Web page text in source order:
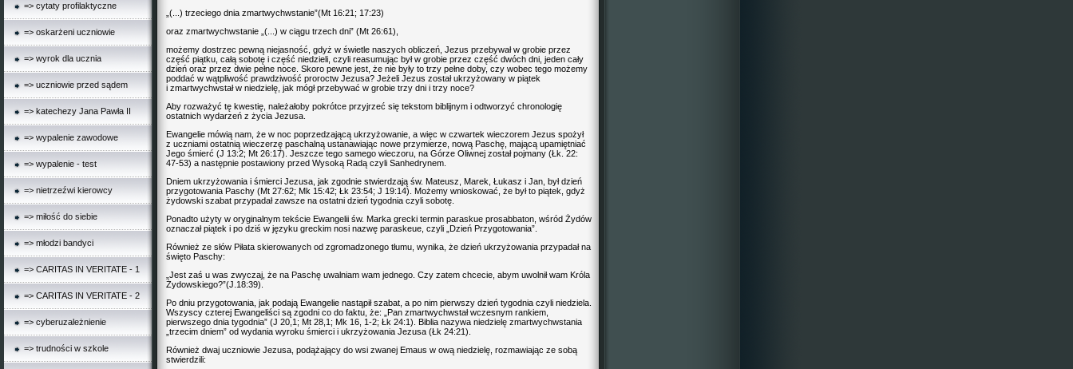
=> cytaty profilaktyczne
=> oskarżeni uczniowie
=> wyrok dla ucznia
=> uczniowie przed sądem
=> katechezy Jana Pawła II
=> wypalenie zawodowe
=> wypalenie - test
=> nietrzeźwi kierowcy
=> miłość do siebie
=> młodzi bandyci
=> CARITAS IN VERITATE - 1
=> CARITAS IN VERITATE - 2
=> cyberuzależnienie
=> trudności w szkole
„(...) trzeciego dnia zmartwychwstanie”(Mt 16:21; 17:23)
oraz zmartwychwstanie „(...) w ciągu trzech dni” (Mt 26:61),
możemy dostrzec pewną niejasność, gdyż w świetle naszych obliczeń, Jezus przebywał w grobie przez
część piątku, całą sobotę i część niedzieli, czyli reasumując był w grobie przez część dwóch dni, jeden cały
dzień oraz przez dwie pełne noce. Skoro pewne jest, że nie były to trzy pełne doby, czy wobec tego możemy
poddać w wątpliwość prawdziwość proroctw Jezusa? Jeżeli Jezus został ukrzyżowany w piątek
i zmartwychwstał w niedzielę, jak mógł przebywać w grobie trzy dni i trzy noce?
Aby rozważyć tę kwestię, należałoby pokrótce przyjrzeć się tekstom biblijnym i odtworzyć chronologię
ostatnich wydarzeń z życia Jezusa.
Ewangelie mówią nam, że w noc poprzedzającą ukrzyżowanie, a więc w czwartek wieczorem Jezus spożył
z uczniami ostatnią wieczerzę paschalną ustanawiając nowe przymierze, nową Paschę, mającą upamiętniać
Jego śmierć (J 13:2; Mt 26:17). Jeszcze tego samego wieczoru, na Górze Oliwnej został pojmany (Łk. 22:
47-53) a następnie postawiony przed Wysoką Radą czyli Sanhedrynem.
Dniem ukrzyżowania i śmierci Jezusa, jak zgodnie stwierdzają św. Mateusz, Marek, Łukasz i Jan, był dzień
przygotowania Paschy (Mt 27:62; Mk 15:42; Łk 23:54; J 19:14). Możemy wnioskować, że był to piątek, gdyż
żydowski szabat przypadał zawsze na ostatni dzień tygodnia czyli sobotę.
Ponadto użyty w oryginalnym tekście Ewangelii św. Marka grecki termin paraskue prosabbaton, wśród Żydów
oznaczał piątek i po dziś w języku greckim nosi nazwę paraskeue, czyli „Dzień Przygotowania”.
Również ze słów Piłata skierowanych od zgromadzonego tłumu, wynika, że dzień ukrzyżowania przypadał na
święto Paschy:
„Jest zaś u was zwyczaj, że na Paschę uwalniam wam jednego. Czy zatem chcecie, abym uwolnił wam Króla
Żydowskiego?”(J.18:39).
Po dniu przygotowania, jak podają Ewangelie nastąpił szabat, a po nim pierwszy dzień tygodnia czyli niedziela.
Wszyscy czterej Ewangeliści są zgodni co do faktu, że: „Pan zmartwychwstał wczesnym rankiem,
pierwszego dnia tygodnia” (J 20,1; Mt 28,1; Mk 16, 1-2; Łk 24:1). Biblia nazywa niedzielę zmartwychwstania
„trzecim dniem” od wydania wyroku śmierci i ukrzyżowania Jezusa (Łk 24:21).
Również dwaj uczniowie Jezusa, podążający do wsi zwanej Emaus w ową niedzielę, rozmawiając ze sobą
stwierdzili: